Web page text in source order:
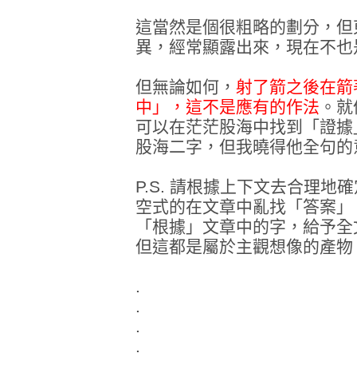
這當然是個很粗略的劃分，
異，經常顯露出來，現在不
但無論如何， 射了箭之後在
中」，這不是應有的作法 。
可以在茫茫股海中找到「證
股海二字，但我曉得他全句
P.S. 請根據上下文去合理地
空式的在文章中亂找「答案
「根據」文章中的字，給予
但這都是屬於主觀想像的產
.
.
.
.